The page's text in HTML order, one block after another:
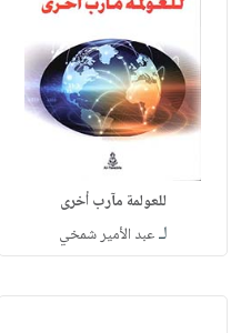
للعولمة مآرب أخرى
لـعبد الأمير شمخي